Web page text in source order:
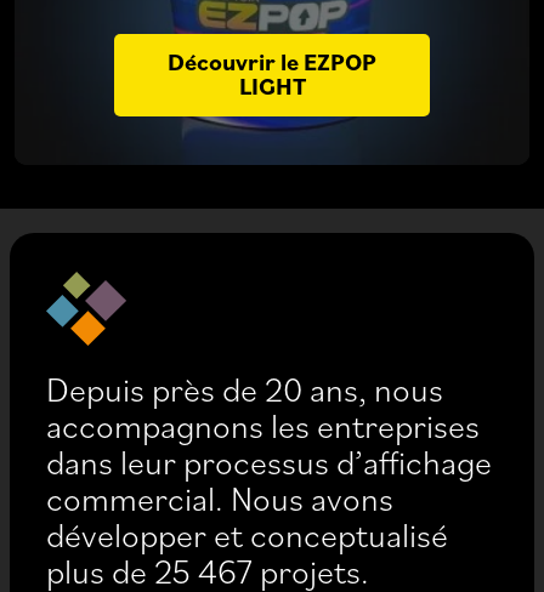
Découvrir le EZPOP
LIGHT
Depuis près de 20 ans, nous
accompagnons les entreprises
dans leur processus d’affichage
commercial. Nous avons
développer et conceptualisé
plus de 25 467 projets.